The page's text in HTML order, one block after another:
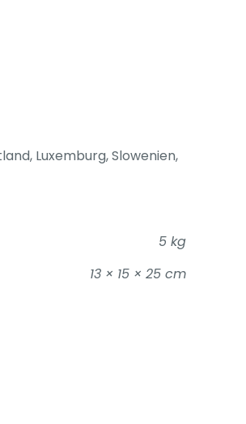
Luxemburg, Slowenien,
5 kg
13 × 15 × 25 cm